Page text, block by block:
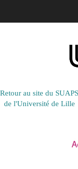
Retour au site du SUAPS
de l'Université de Lille